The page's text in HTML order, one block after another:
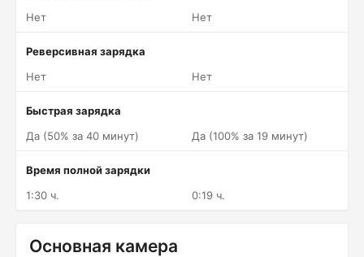
Нет
Нет
Реверсивная зарядка
Нет
Нет
Быстрая зарядка
Да (50% за 40 минут)
Да (100% за 19 минут)
Время полной зарядки
1:30 ч.
0:19 ч.
Основная камера